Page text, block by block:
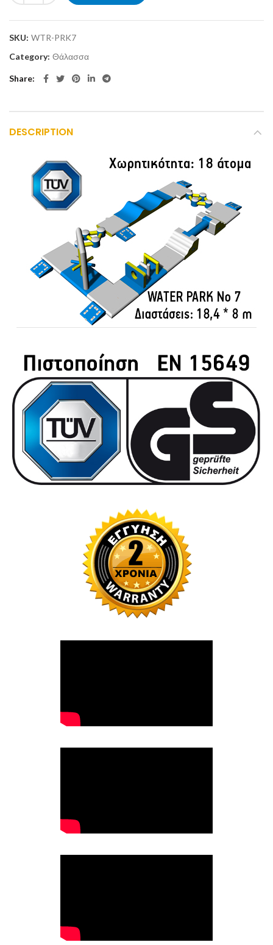
SKU: WTR-PRK7
Category: Θάλασσα
Share
DESCRIPTION